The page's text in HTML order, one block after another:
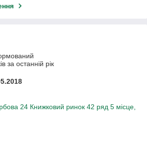
за останній рік
24 Книжковий ринок 42 ряд 5 місце,